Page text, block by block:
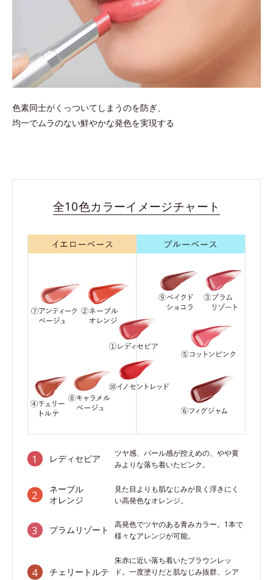
色素同士がくっついてしまうのを防ぎ、
均一でムラのない鮮やかな発色を実現する
全10色カラーイメージチャート
レディセピア
ツヤ感、パール感が控えめの、やや黄
みよりな落ち着いたピンク。
ネーブル
オレンジ
見た目よりも肌なじみが良く浮きにく
い高発色なオレンジ。
プラムリゾート
高発色でツヤのある青みカラー。1本で
様々なアレンジが可能。
チェリートルテ
朱赤に近い落ち着いたブラウンレッ
ド。一度塗りだと肌なじみ抜群、シア